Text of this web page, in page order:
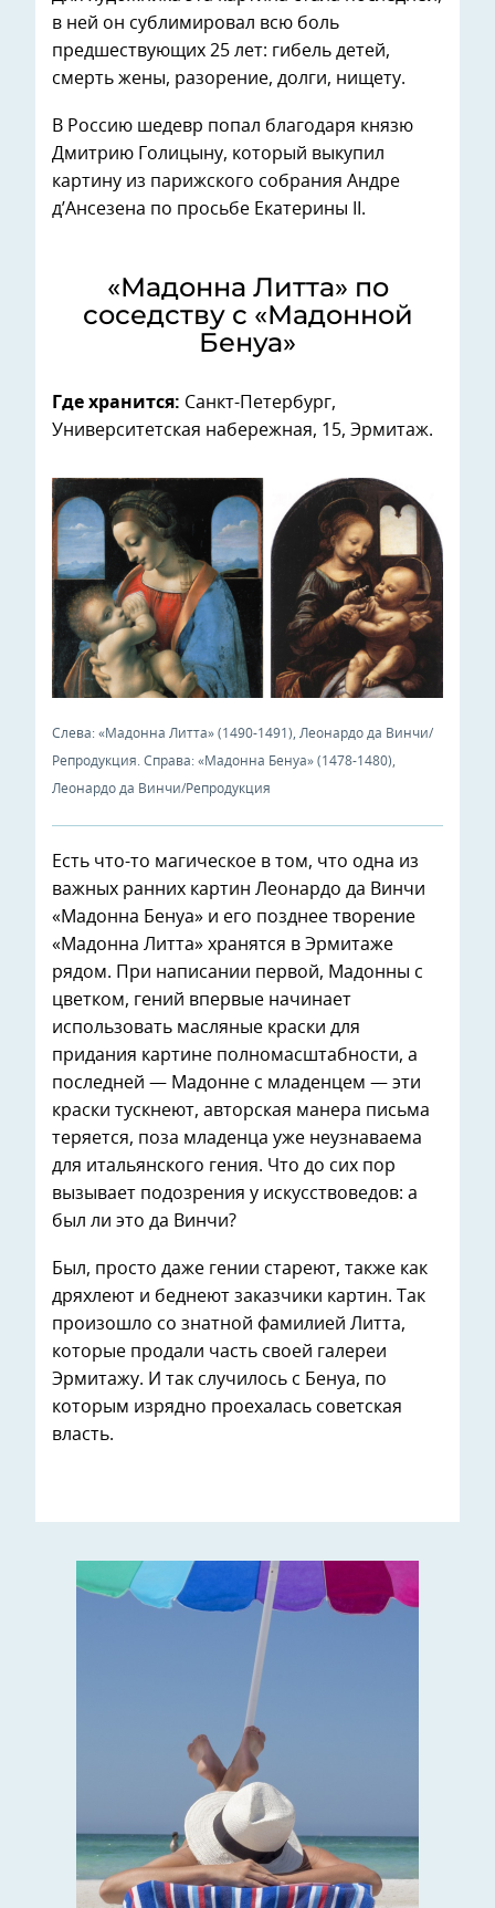
в ней он сублимировал всю боль
предшествующих 25 лет: гибель детей,
смерть жены, разорение, долги, нищету.
В Россию шедевр попал благодаря князю
Дмитрию Голицыну, который выкупил
картину из парижского собрания Андре
д’Ансезена по просьбе Екатерины II.
«Мадонна Литта» по
соседству с «Мадонной
Бенуа»
Где хранится: Санкт-Петербург,
Университетская набережная, 15, Эрмитаж.
Слева: «Мадонна Литта» (1490-1491), Леонардо да Винчи/
Репродукция. Справа: «Мадонна Бенуа» (1478-1480),
Леонардо да Винчи/Репродукция
Есть что-то магическое в том, что одна из
важных ранних картин Леонардо да Винчи
«Мадонна Бенуа» и его позднее творение
«Мадонна Литта» хранятся в Эрмитаже
рядом. При написании первой, Мадонны с
цветком, гений впервые начинает
использовать масляные краски для
придания картине полномасштабности, а
последней — Мадонне с младенцем — эти
краски тускнеют, авторская манера письма
теряется, поза младенца уже неузнаваема
для итальянского гения. Что до сих пор
вызывает подозрения у искусствоведов: а
был ли это да Винчи?
Был, просто даже гении стареют, также как
дряхлеют и беднеют заказчики картин. Так
произошло со знатной фамилией Литта,
которые продали часть своей галереи
Эрмитажу. И так случилось с Бенуа, по
которым изрядно проехалась советская
власть.